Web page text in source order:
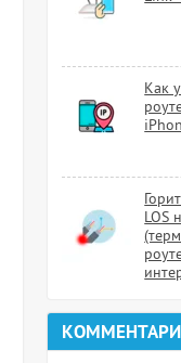
Как
LOS